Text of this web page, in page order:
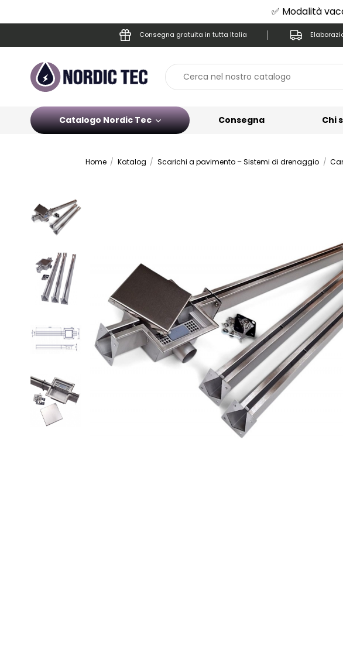
✅ Modalità
Consegna gratuita in tutta Italia
Catalogo Nordic Tec Consegna Chi
Home Katalog Scarichi a pavimento – Sistemi di drenaggio